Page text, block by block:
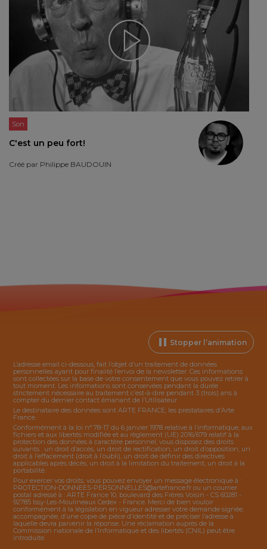
Son
C'est un peu fort!
Créé par Philippe BAUDOUIN
Stopper l’animation
L’adresse email ci-dessous, fait l’objet d’un traitement de données
personnelles ayant pour finalité l’envoi de la newsletter. Ces informations
sont collectées sur la base de votre consentement que vous pouvez retirer à
tout moment. Les informations sont conservées pendant la durée
strictement nécessaire au traitement c’est-à-dire pendant 3 (trois) ans à
compter du dernier contact émanant de l’Utilisateur.
Le destinataire des données sont ARTE FRANCE, les prestataires d’Arte
France.
Conformément à la loi n° 78-17 du 6 janvier 1978 relative à l’informatique, aux
fichiers et aux libertés modifiée et au règlement (UE) 2016/679 relatif à la
protection des données à caractère personnel, vous disposez des droits
suivants : un droit d’accès, un droit de rectification, un droit d’opposition, un
droit à l’effacement (droit à l’oubli), un droit de définir des directives
applicables après décès, un droit à la limitation du traitement, un droit à la
portabilité.
Pour exercer vos droits, vous pouvez envoyer un message électronique à :
PROTECTION-DONNEES-PERSONNELLES@artefrance.fr ou un courrier
postal adressé à : ARTE France 10, boulevard des Frères Voisin - CS 60281 -
92785 Issy-Les-Moulineaux Cedex - France. Merci de bien vouloir
conformément à la législation en vigueur adresser votre demande signée,
accompagnée, d’une copie de pièce d’identité et de préciser l’adresse à
laquelle devra parvenir la réponse. Une réclamation auprès de la
Commission nationale de l’Informatique et des libertés (CNIL) peut être
introduite.